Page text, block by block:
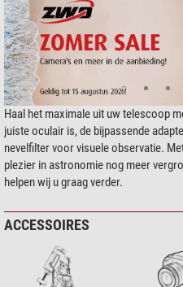
Haal het maximale uit uw telescoop
juiste oculair is, de bijpassende
nevelfilter voor visuele observatie.
plezier in astronomie nog meer
helpen wij u graag verder.
ACCESSOIRES